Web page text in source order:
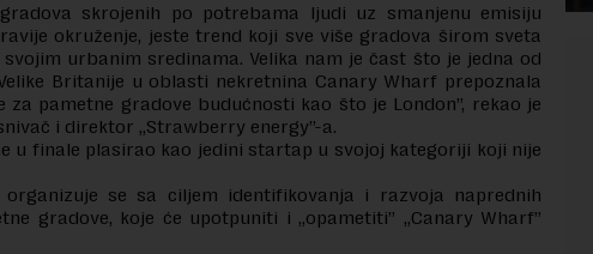
skrojenih po potrebama ljudi uz smanjenu emisiju
okruženje, jeste trend koji sve više gradova širom sveta
urbanim sredinama. Velika nam je čast što je jedna od
Britanije u oblasti nekretnina Canary Wharf prepoznala
za pametne gradove budućnosti kao što je London”, rekao je
i direktor „Strawberry energy”-a.
u finale plasirao kao jedini startap u svojoj kategoriji koji nije
organizuje se sa ciljem identifikovanja i razvoja naprednih
gradove, koje će upotpuniti i „opametiti” „Canary Wharf”